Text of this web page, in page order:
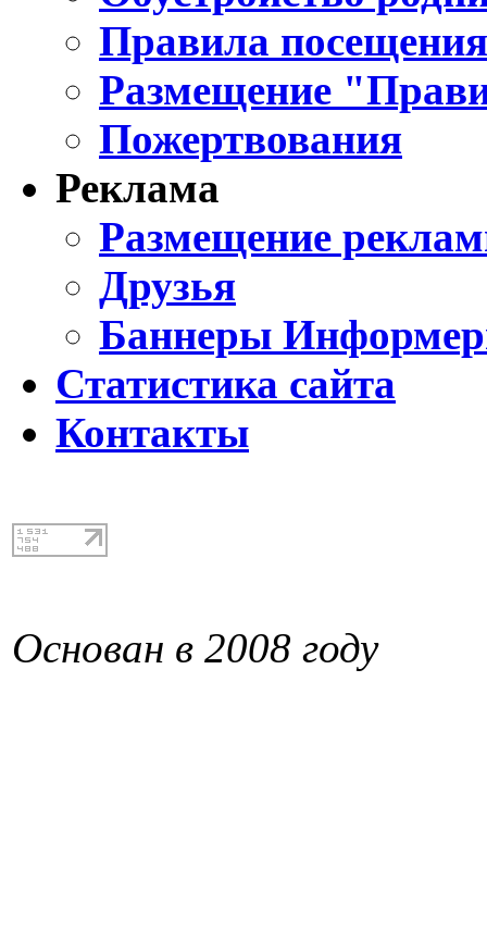
Правила
Размещение
Пожертвования
Реклама
Размещение
Друзья
Баннеры
Статистика сайта
Контакты
Основан в 2008 году